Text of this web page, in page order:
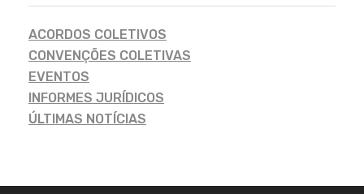
ACORDOS COLETIVOS
CONVENÇÕES COLETIVAS
EVENTOS
INFORMES JURÍDICOS
ÚLTIMAS NOTÍCIAS